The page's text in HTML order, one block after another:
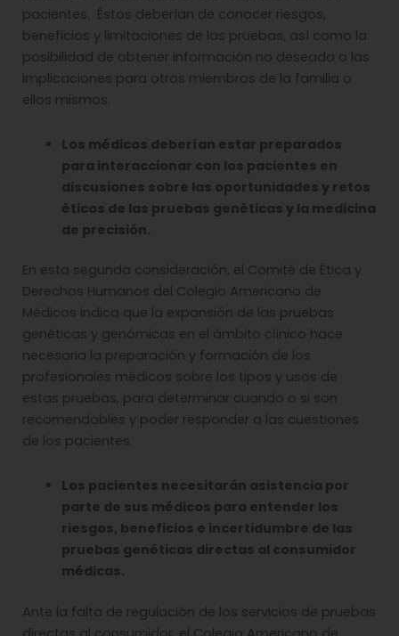
pacientes. Éstos deberían de conocer riesgos,
beneficios y limitaciones de las pruebas, así como la
posibilidad de obtener información no deseada o las
implicaciones para otros miembros de la familia o
ellos mismos.
Los médicos deberían estar preparados
para interaccionar con los pacientes en
discusiones sobre las oportunidades y retos
éticos de las pruebas genéticas y la medicina
de precisión.
En esta segunda consideración, el Comité de Ética y
Derechos Humanos del Colegio Americano de
Médicos indica que la expansión de las pruebas
genéticas y genómicas en el ámbito clínico hace
necesaria la preparación y formación de los
profesionales médicos sobre los tipos y usos de
estas pruebas, para determinar cuando o si son
recomendables y poder responder a las cuestiones
de los pacientes.
Los pacientes necesitarán asistencia por
parte de sus médicos para entender los
riesgos, beneficios e incertidumbre de las
pruebas genéticas directas al consumidor
médicas.
Ante la falta de regulación de los servicios de pruebas